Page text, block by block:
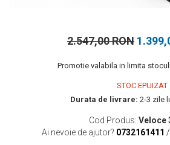
2.547,00 RON
Promotie valabila in limita
STOC EPUIZAT
Durata de livrare: 2-3 zile
Cod Produs: Veloce
Ai nevoie de ajutor? 0732161411 /